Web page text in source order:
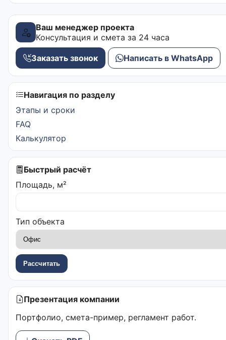
Ваш менеджер проекта
Консультация и смета за 24 часа
Заказать звонок Написать в WhatsApp
Навигация по разделу
Этапы и сроки
FAQ
Калькулятор
Быстрый расчёт
Площадь, м²
Тип объекта
Рассчитать
Презентация компании
Портфолио, смета-пример, регламент работ.